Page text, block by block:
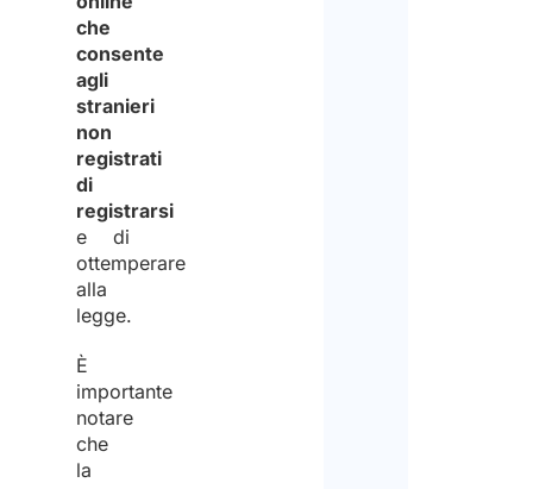
che
consente
agli
stranieri
non
registrati
di
registrarsi
e di
ottemperare
alla
legge.
È
importante
notare
che
la